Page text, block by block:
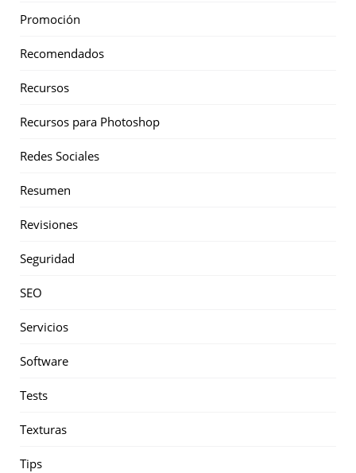
Promoción
Recomendados
Recursos
Recursos para Photoshop
Redes Sociales
Resumen
Revisiones
Seguridad
SEO
Servicios
Software
Tests
Texturas
Tips